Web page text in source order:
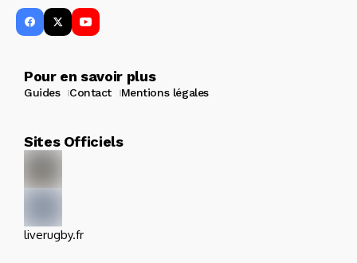
Pour en savoir plus
Guides Contact Mentions légales
Sites Officiels
liverugby.fr